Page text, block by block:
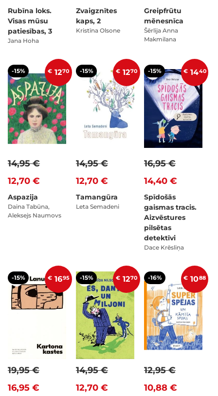
Rubīna loks.
Visas mūsu
patiesības, 3
Jana Hoha
Zvaigznītes
kaps, 2
Kristīna Olsone
Greipfrūtu
mēnesnīca
Šērlija Anna
Makmilana
-15% € 1270
12,70 €
14,95 €
Aspazija
Daina Tabūna,
Aleksejs Naumovs
-15% € 1270
12,70 €
14,95 €
Tamangūra
Leta Semadeni
-15% € 1440
14,40 €
16,95 €
Spīdošās
gaismas tracis.
Aizvēstures
pilsētas
detektīvi
Dace Krēsliņa
-15% € 1695
16,95 €
19,95 €
-15% € 1270
12,70 €
14,95 €
-16% € 1088
10,88 €
12,95 €